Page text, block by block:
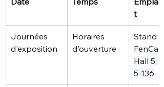
t
Journées
d'exposition
Horaires
d'ouverture
Stand
FenCan
Hall 5,
5-136